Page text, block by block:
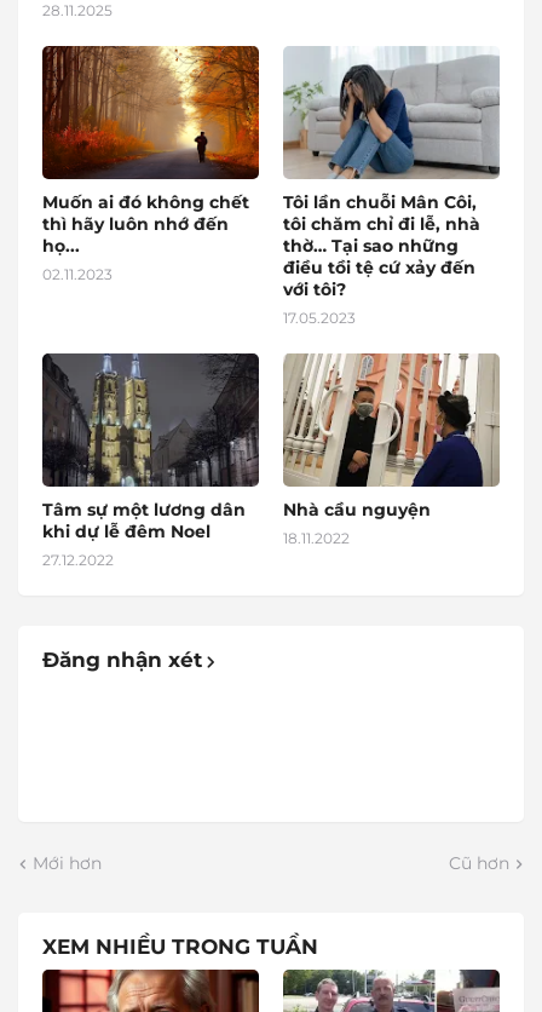
28.11.2025
Muốn ai đó không chết
thì hãy luôn nhớ đến
họ...
02.11.2023
Tôi lần chuỗi Mân Côi,
tôi chăm chỉ đi lễ, nhà
thờ… Tại sao những
điều tồi tệ cứ xảy đến
với tôi?
17.05.2023
Tâm sự một lương dân
khi dự lễ đêm Noel
27.12.2022
Nhà cầu nguyện
18.11.2022
Đăng nhận xét
Mới hơn Cũ hơn
XEM NHIỀU TRONG TUẦN